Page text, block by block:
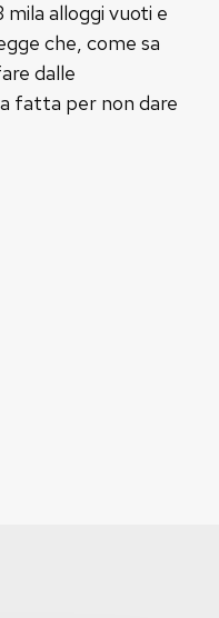
alloggi vuoti e
che, come sa
dalle
fatta per non dare